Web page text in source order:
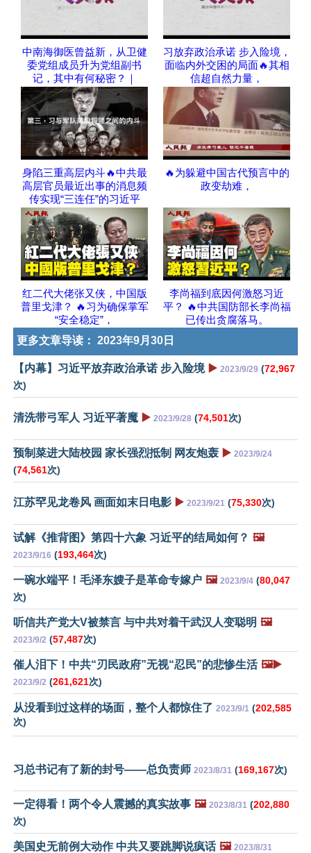
中南海御医曾益新，从卫健
委党组成员升为党组副书
记，其中有何秘密？｜
习放弃政治承诺 步入险境，
面临内外交困的局面🔥其相
信超自然力量，
身陷三重高层内斗🔥中共最
高层官员最近出事的消息频
传实现“三连任”的习近平
🔥为躲避中国古代预言中的
政变劫难，
红二代大佬张又侠，中国版
普里戈津？ 🔥习为确保掌军
“安全稳定”，
李尚福到底因何激怒习近
平？ 🔥中共国防部长李尚福
已传出贪腐落马。
更多文章导读： 2023年9月30日
【内幕】习近平放弃政治承诺 步入险境 ▶️ 2023/9/29 (72,967
次)
清洗带弓军人 习近平著魔 ▶️ 2023/9/28 (74,501次)
预制菜进大陆校园 家长强烈抵制 网友炮轰 ▶️ 2023/9/24
(74,561次)
江苏罕见龙卷风 画面如末日电影 ▶️ 2023/9/21 (75,330次)
试解《推背图》第四十六象 习近平的结局如何？ 🖼️
2023/9/16 (193,464次)
一碗水端平！毛泽东嫂子是革命专嫁户 🖼️ 2023/9/4 (80,047
次)
听信共产党大V被禁言 与中共对着干武汉人变聪明 🖼️
2023/9/2 (57,487次)
催人泪下！中共“刃民政府”无视“忍民”的悲惨生活 🖼️▶️
2023/9/2 (261,621次)
从没看到过这样的场面，整个人都惊住了 2023/9/1 (202,585
次)
习总书记有了新的封号——总负责师 2023/8/31 (169,167次)
一定得看！两个令人震撼的真实故事 🖼️ 2023/8/31 (202,880
次)
美国史无前例大动作 中共又要跳脚说疯话 🖼️ 2023/8/31